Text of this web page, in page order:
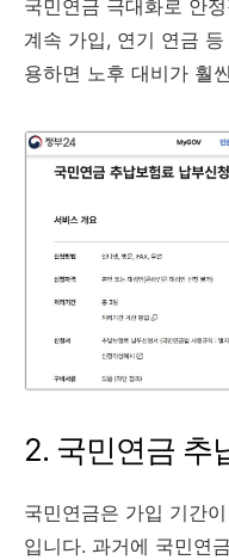
국민연금 극대화로 안
계속 가입, 연기 연금
용하면 노후 대비가 훨
2. 국민연금 추
국민연금은 가입 기간
입니다. 과거에 국민연